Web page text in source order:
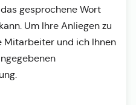
gesprochene Wort
Um Ihre Anliegen zu
Mitarbeiter und ich Ihnen